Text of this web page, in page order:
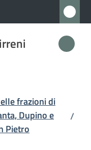
frazioni di
Dupino e
Pietro
/